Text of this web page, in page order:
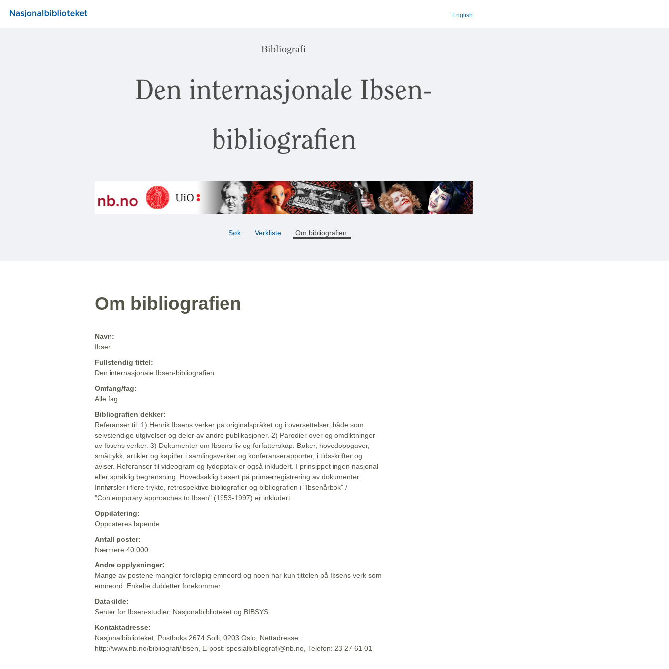
English
Bibliografi
Den internasjonale Ibsen-
bibliografien
Søk Verkliste Om bibliografien
Om bibliografien
Navn:
Ibsen
Fullstendig tittel:
Den internasjonale Ibsen-bibliografien
Omfang/fag:
Alle fag
Bibliografien dekker:
Referanser til: 1) Henrik Ibsens verker på originalspråket og i oversettelser, både som
selvstendige utgivelser og deler av andre publikasjoner. 2) Parodier over og omdiktninger
av Ibsens verker. 3) Dokumenter om Ibsens liv og forfatterskap: Bøker, hovedoppgaver,
småtrykk, artikler og kapitler i samlingsverker og konferanserapporter, i tidsskrifter og
aviser. Referanser til videogram og lydopptak er også inkludert. I prinsippet ingen nasjonal
eller språklig begrensning. Hovedsaklig basert på primærregistrering av dokumenter.
Innførsler i flere trykte, retrospektive bibliografier og bibliografien i "Ibsenårbok" /
"Contemporary approaches to Ibsen" (1953-1997) er inkludert.
Oppdatering:
Oppdateres løpende
Antall poster:
Nærmere 40 000
Andre opplysninger:
Mange av postene mangler foreløpig emneord og noen har kun tittelen på Ibsens verk som
emneord. Enkelte dubletter forekommer.
Datakilde:
Senter for Ibsen-studier, Nasjonalbiblioteket og BIBSYS
Kontaktadresse:
Nasjonalbiblioteket, Postboks 2674 Solli, 0203 Oslo, Nettadresse:
http://www.nb.no/bibliografi/ibsen, E-post: spesialbibliografi@nb.no, Telefon: 23 27 61 01